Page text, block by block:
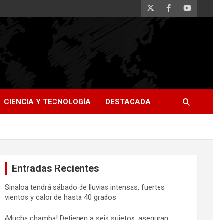
CIENCIA Y TECNOLOGÍA DESTACADA
Entradas Recientes
Sinaloa tendrá sábado de lluvias intensas, fuertes
vientos y calor de hasta 40 grados
¡Mucha chamba! Detienen a seis sujetos, aseguran